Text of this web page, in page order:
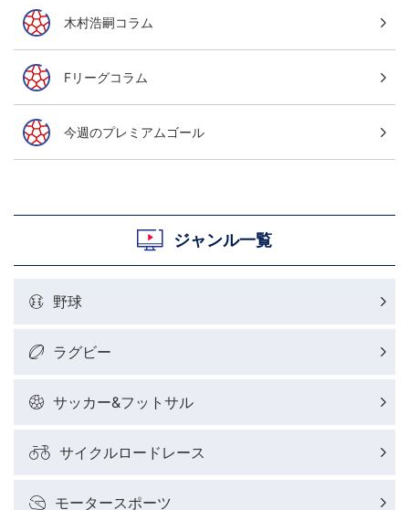
木村浩嗣コラム
Fリーグコラム
今週のプレミアムゴール
ジャンル一覧
野球
ラグビー
サッカー&フットサル
サイクルロードレース
モータースポーツ